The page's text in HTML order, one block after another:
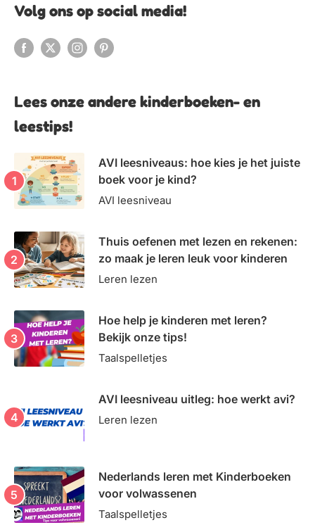
Volg ons op social media!
Lees onze andere kinderboeken- en
leestips!
AVI leesniveaus: hoe kies je het juiste
boek voor je kind?
AVI leesniveau
Thuis oefenen met lezen en rekenen:
zo maak je leren leuk voor kinderen
Leren lezen
Hoe help je kinderen met leren?
Bekijk onze tips!
Taalspelletjes
AVI leesniveau uitleg: hoe werkt avi?
Leren lezen
Nederlands leren met Kinderboeken
voor volwassenen
Taalspelletjes